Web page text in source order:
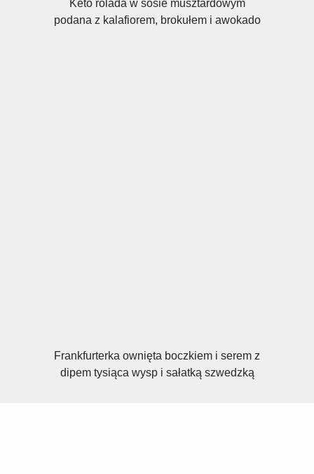
Keto rolada w sosie musztardowym
podana z kalafiorem, brokułem i awokado
Frankfurterka ownięta boczkiem i serem z
dipem tysiąca wysp i sałatką szwedzką